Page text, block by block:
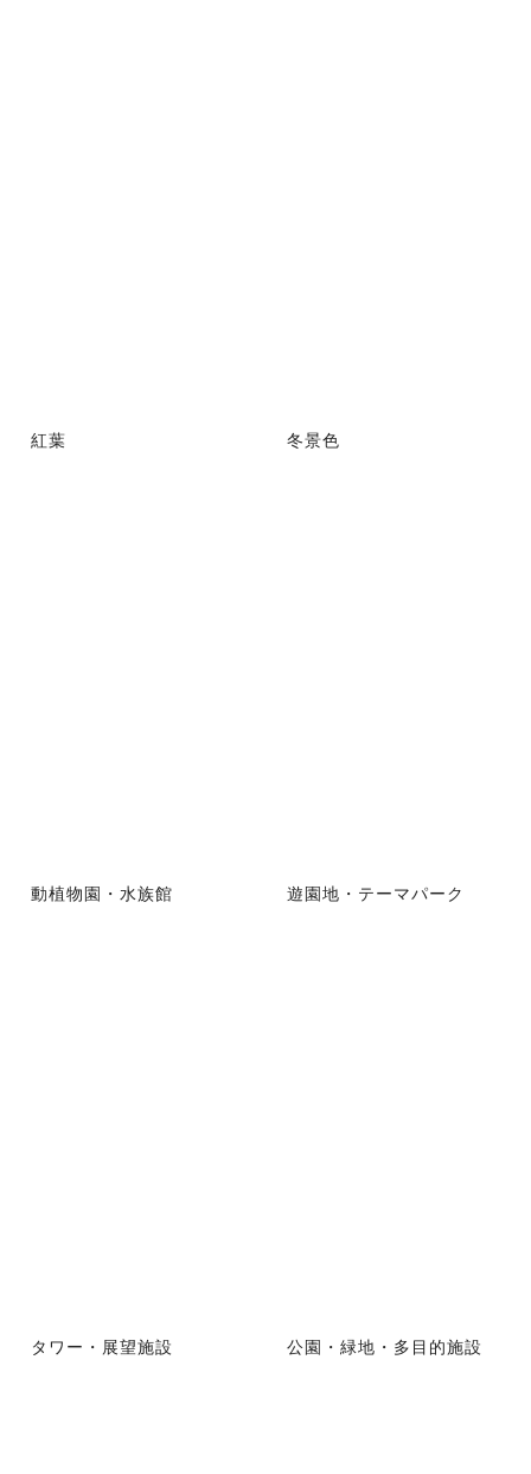
紅葉 冬景色
動植物園・水族館 遊園地・テーマパーク
タワー・展望施設 公園・緑地・多目的施設